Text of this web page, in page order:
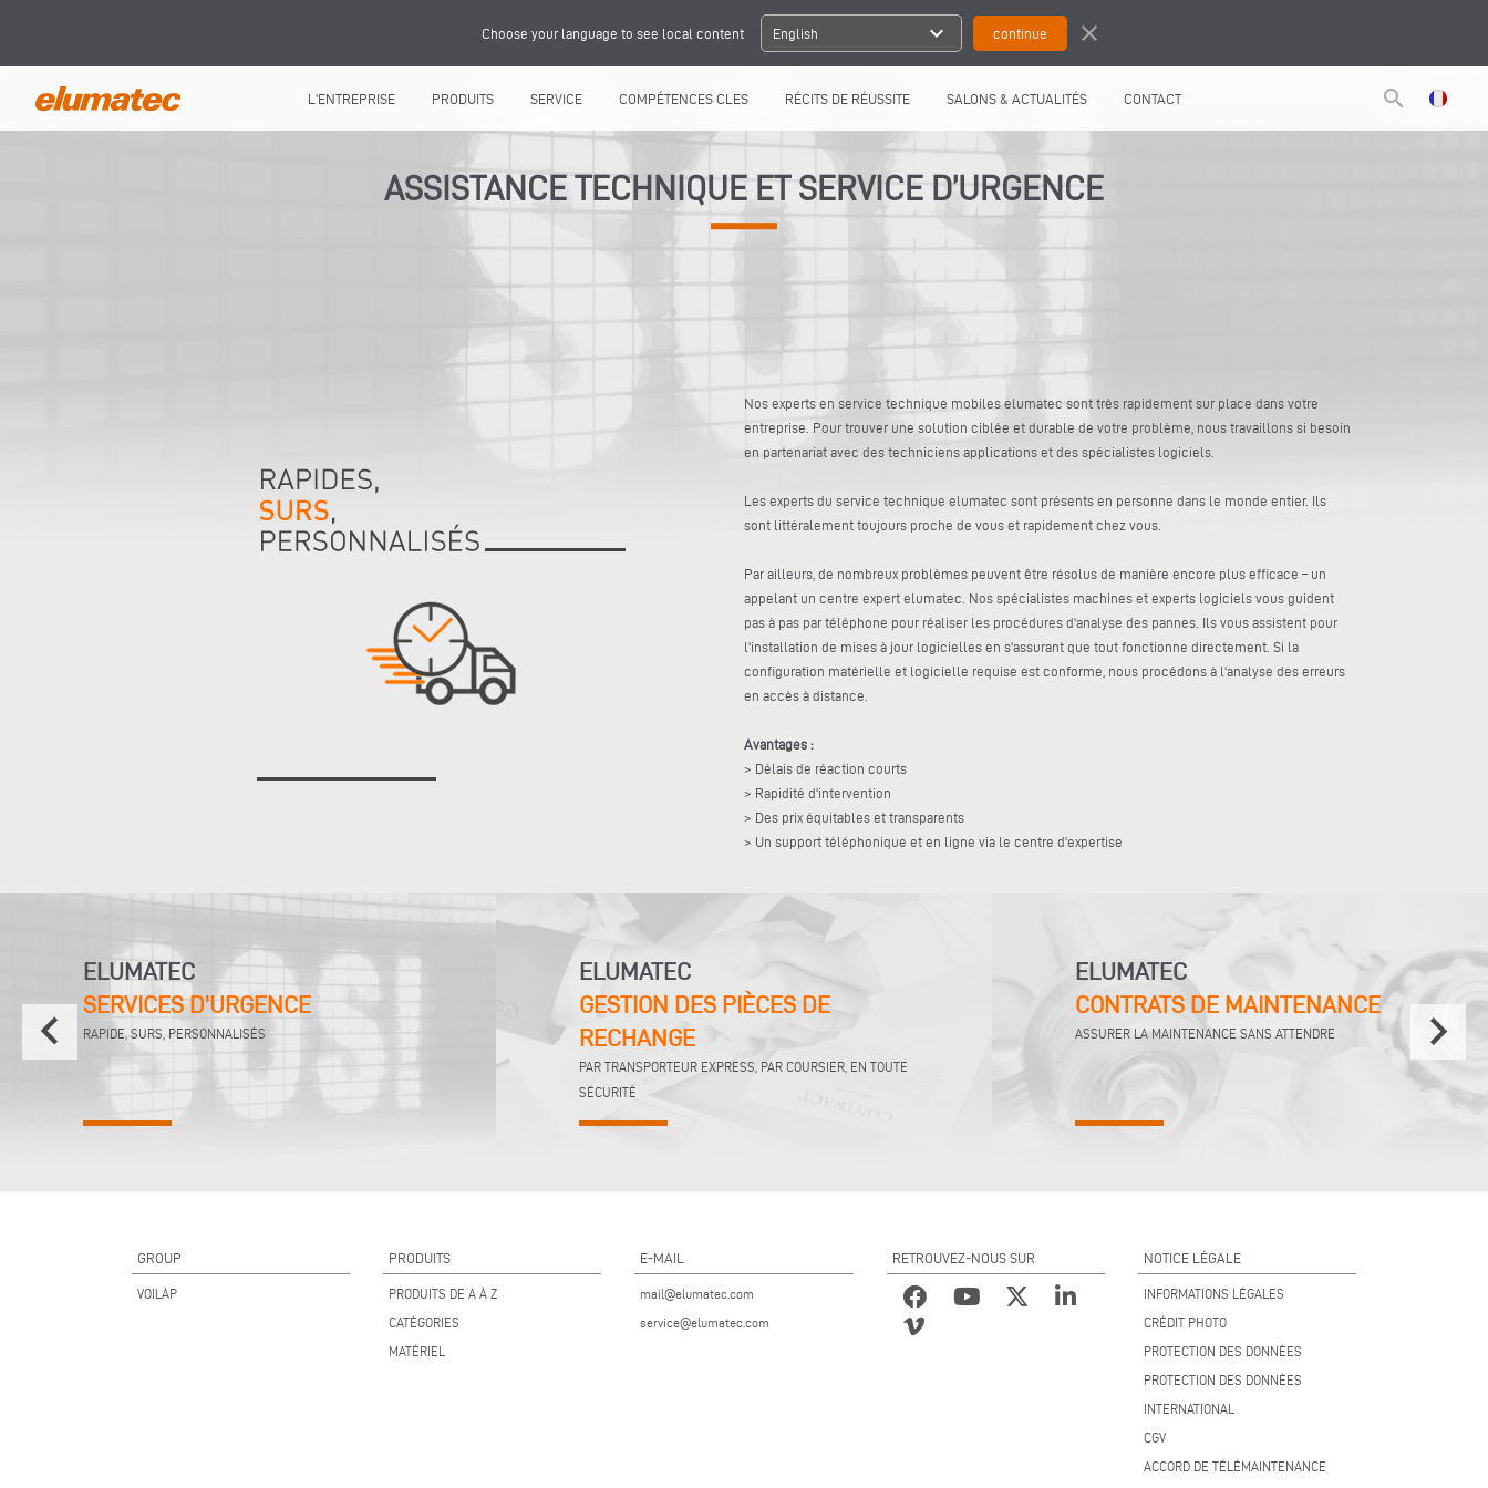
Choose your language to see local content English expand_more close
L'ENTREPRISE PRODUITS SERVICE COMPÉTENCES CLES RÉCITS DE RÉUSSITE SALONS & ACTUALITÉS CONTACT search
ASSISTANCE TECHNIQUE ET SERVICE D’URGENCE
Nos experts en service technique mobiles elumatec sont très rapidement sur place dans votre
entreprise. Pour trouver une solution ciblée et durable de votre problème, nous travaillons si besoin
en partenariat avec des techniciens applications et des spécialistes logiciels.
Les experts du service technique elumatec sont présents en personne dans le monde entier. Ils
sont littéralement toujours proche de vous et rapidement chez vous.
Par ailleurs, de nombreux problèmes peuvent être résolus de manière encore plus efficace – un
appelant un centre expert elumatec. Nos spécialistes machines et experts logiciels vous guident
pas à pas par téléphone pour réaliser les procédures d'analyse des pannes. Ils vous assistent pour
l'installation de mises à jour logicielles en s'assurant que tout fonctionne directement. Si la
configuration matérielle et logicielle requise est conforme, nous procédons à l'analyse des erreurs
en accès à distance.
Avantages :
> Délais de réaction courts
> Rapidité d'intervention
> Des prix équitables et transparents
> Un support téléphonique et en ligne via le centre d'expertise
ELUMATEC
SERVICES D'URGENCE
RAPIDE, SURS, PERSONNALISÉS
ELUMATEC
GESTION DES PIÈCES DE
RECHANGE
PAR TRANSPORTEUR EXPRESS, PAR COURSIER, EN TOUTE
SÉCURITÉ
ELUMATEC
CONTRATS DE MAINTENANCE
ASSURER LA MAINTENANCE SANS ATTENDRE
keyboard_arrow_left keyboard_arrow_right
GROUP
VOILÀP
PRODUITS
PRODUITS DE A À Z
CATÉGORIES
MATÉRIEL
E-MAIL
mail@elumatec.com
service@elumatec.com
RETROUVEZ-NOUS SUR NOTICE LÉGALE
INFORMATIONS LÉGALES
CRÉDIT PHOTO
PROTECTION DES DONNÉES
PROTECTION DES DONNÉES
INTERNATIONAL
CGV
ACCORD DE TÉLÉMAINTENANCE